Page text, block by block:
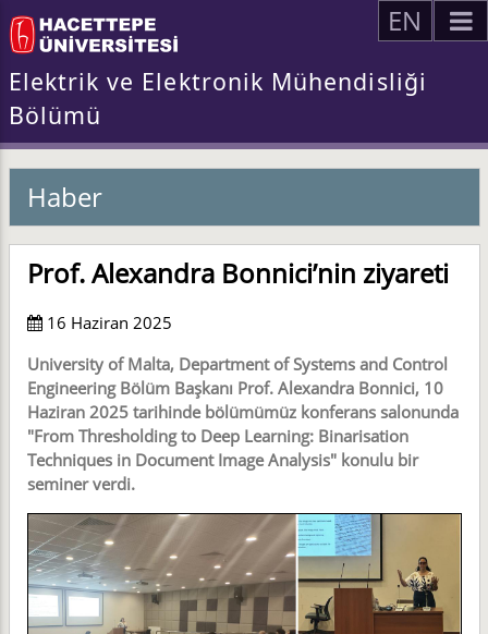
EN
Elektrik ve Elektronik Mühendisliği
Bölümü
Haber
Prof. Alexandra Bonnici’nin ziyareti
16 Haziran 2025
University of Malta, Department of Systems and Control
Engineering Bölüm Başkanı Prof. Alexandra Bonnici, 10
Haziran 2025 tarihinde bölümümüz konferans salonunda
"From Thresholding to Deep Learning: Binarisation
Techniques in Document Image Analysis" konulu bir
seminer verdi.